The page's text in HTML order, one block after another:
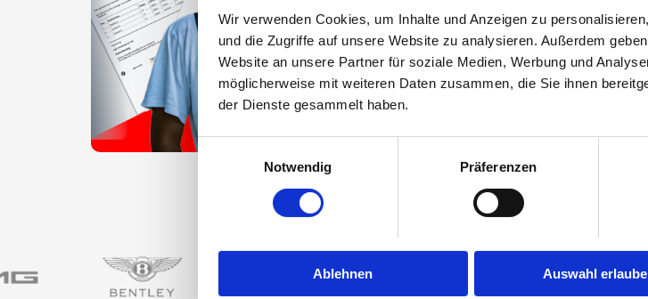
Wir verwenden Cookies, um Inhalte und Anzeigen zu
und die Zugriffe auf unsere Website zu analysieren. Außerdem
Website an unsere Partner für soziale Medien, Werbung und
möglicherweise mit weiteren Daten zusammen, die Sie ihnen
der Dienste gesammelt haben.
Einwilligungsauswahl
Notwendig
Präferenzen
Ablehnen Auswahl
Ihr Einbauexperte am anderen Ende
berät Sie gerne.
+49 9953-9816298